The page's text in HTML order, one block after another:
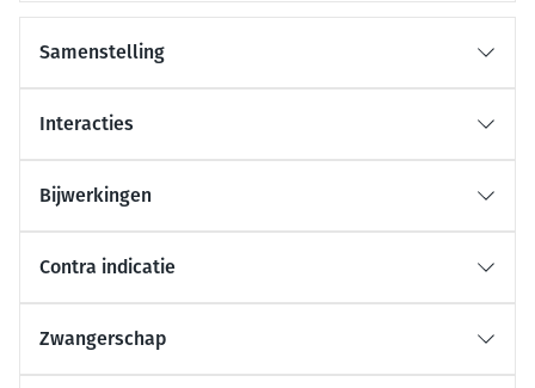
Samenstelling
Interacties
Bijwerkingen
Contra indicatie
Zwangerschap